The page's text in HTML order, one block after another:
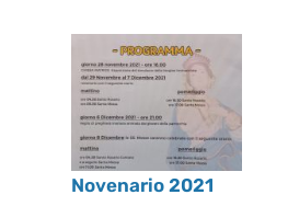
Novenario 2021